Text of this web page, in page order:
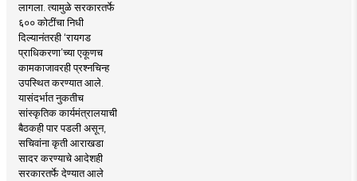
लागला. त्यामुळे सरकारतर्फे
६०० कोटींचा निधी
दिल्यानंतरही ‘रायगड
प्राधिकरणा’च्या एकूणच
कामकाजावरही प्रश्नचिन्ह
उपस्थित करण्यात आले.
यासंदर्भात नुकतीच
सांस्कृतिक कार्यमंत्रालयाची
बैठकही पार पडली असून,
सचिवांना कृती आराखडा
सादर करण्याचे आदेशही
सरकारतर्फे देण्यात आले